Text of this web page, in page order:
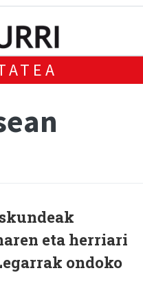
eta herriari
ondoko